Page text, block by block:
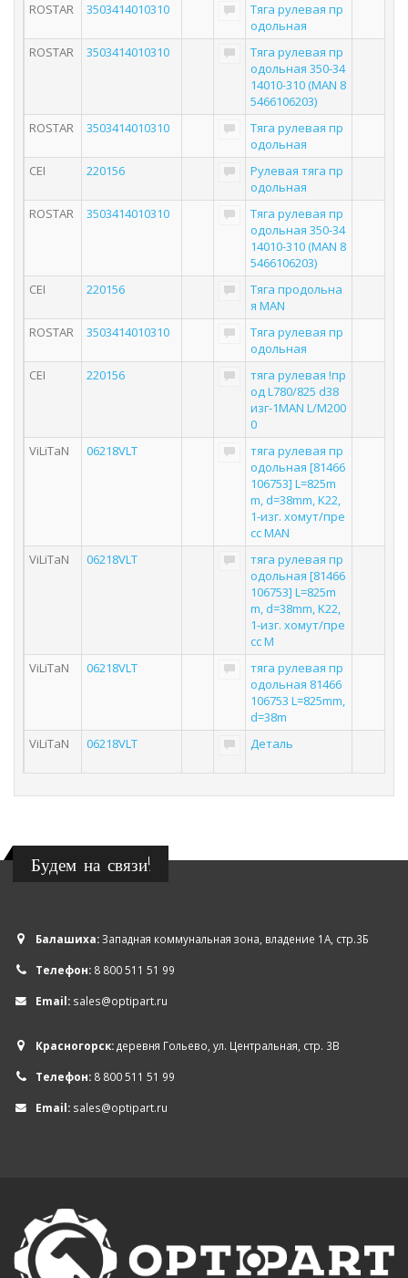
ROSTAR
3503414010310
Тяга рулевая пр
одольная
ROSTAR
3503414010310
Тяга рулевая пр
одольная 350-34
14010-310 (MAN 8
5466106203)
ROSTAR
3503414010310
Тяга рулевая пр
одольная
CEI
220156
Рулевая тяга пр
одольная
ROSTAR
3503414010310
Тяга рулевая пр
одольная 350-34
14010-310 (MAN 8
5466106203)
CEI
220156
Тяга продольна
я MAN
ROSTAR
3503414010310
Тяга рулевая пр
одольная
CEI
220156
тяга рулевая !пр
од L780/825 d38
изг-1MAN L/M200
0
ViLiTaN
06218VLT
тяга рулевая пр
одольная [81466
106753] L=825m
m, d=38mm, K22,
1-изг. хомут/пре
сс MAN
ViLiTaN
06218VLT
тяга рулевая пр
одольная [81466
106753] L=825m
m, d=38mm, K22,
1-изг. хомут/пре
сс M
ViLiTaN
06218VLT
тяга рулевая пр
одольная 81466
106753 L=825mm,
d=38m
ViLiTaN
06218VLT Деталь
Будем на связи!
Балашиха:Западная коммунальная зона, владение 1А, стр.3Б
Телефон: 8 800 511 51 99
Email: sales@optipart.ru
Красногорск:деревня Гольево, ул. Центральная, стр. 3В
Телефон: 8 800 511 51 99
Email: sales@optipart.ru